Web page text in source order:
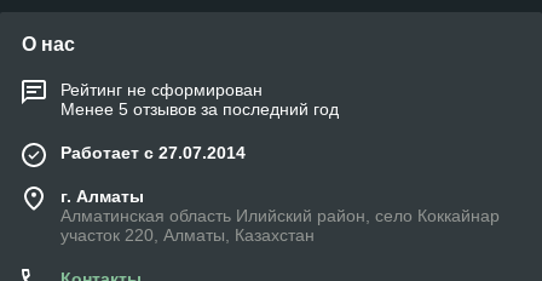
О нас
Рейтинг не сформирован
Менее 5 отзывов за последний год
Работает с 27.07.2014
г. Алматы
Алматинская область Илийский район, село Коккайнар
участок 220, Алматы, Казахстан